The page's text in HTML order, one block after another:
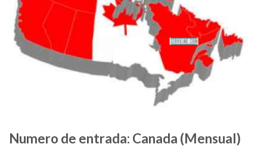
Numero de entrada: Canada (Mensual)